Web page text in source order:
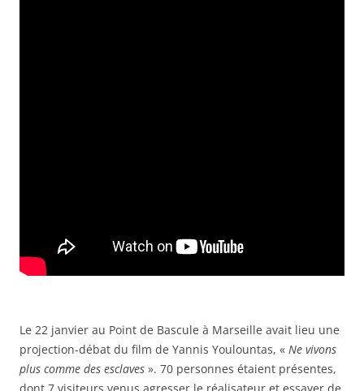
Le 22 janvier au Point de Bascule à Marseille avait lieu une
projection-débat du film de Yannis Youlountas, « Ne vivons
plus comme des esclaves ». 70 personnes étaient présentes,